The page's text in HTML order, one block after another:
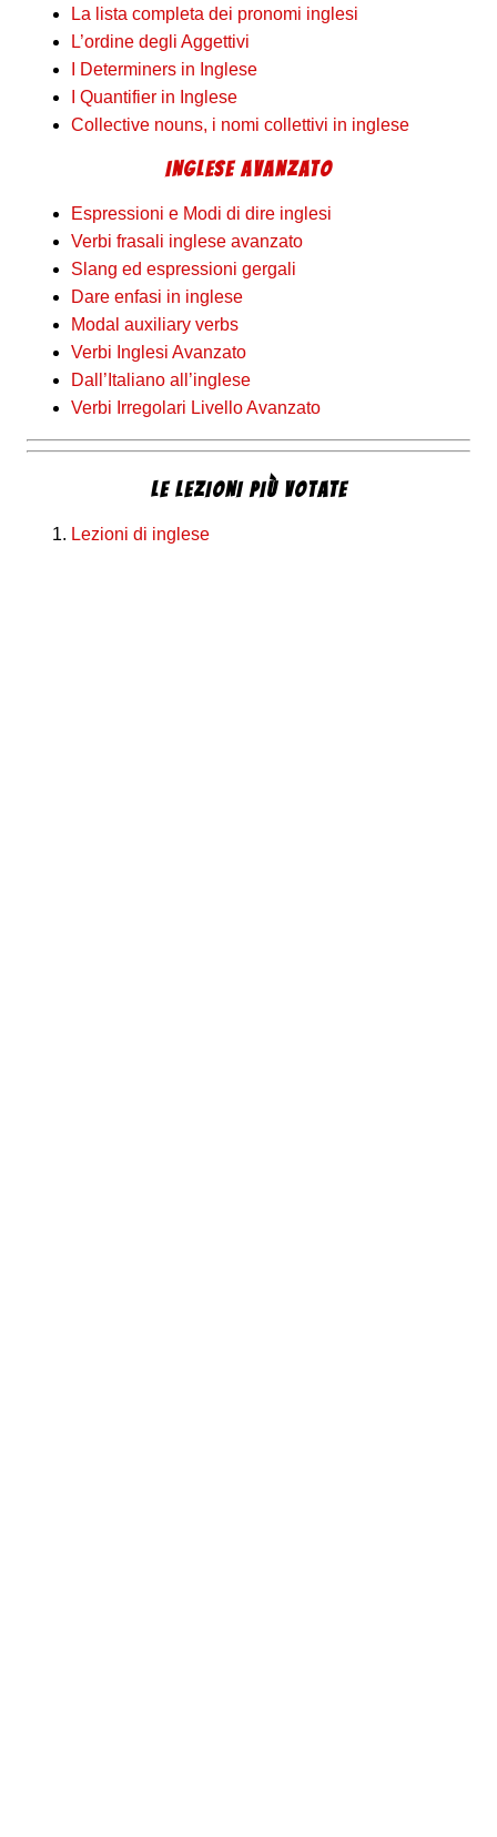
La lista completa dei pronomi inglesi
L’ordine degli Aggettivi
I Determiners in Inglese
I Quantifier in Inglese
Collective nouns, i nomi collettivi in inglese
INGLESE AVANZATO
Espressioni e Modi di dire inglesi
Verbi frasali inglese avanzato
Slang ed espressioni gergali
Dare enfasi in inglese
Modal auxiliary verbs
Verbi Inglesi Avanzato
Dall’Italiano all’inglese
Verbi Irregolari Livello Avanzato
LE LEZIONI PIÙ VOTATE
Lezioni di inglese